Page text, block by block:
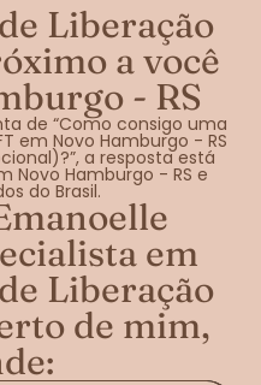
Liberação
a você
- RS
de “Como consigo uma
em Novo Hamburgo - RS
a resposta está
Novo Hamburgo - RS e
do Brasil.
em
Liberação
de mim,